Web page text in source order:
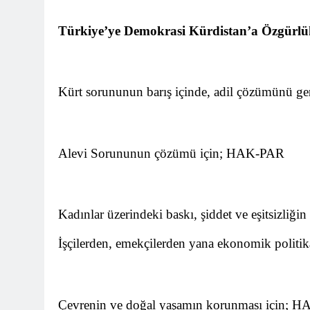
11 Ay Ago
HAK-PAR
konferans
12 Ay Ago
*Halkımızı kendi
genel merkezde
12 Ay Ago
BAŞTA KÜRT
CANLI
Türkiye’ye Demokrasi Kürdistan’a
Kürt sorununun barış içinde, adil çözümünü
Alevi Sorununun çözümü için; HAK-PAR
Kadınlar üzerindeki baskı, şiddet ve
İşçilerden, emekçilerden yana ekonomik
Çevrenin ve doğal yaşamın korunması için;